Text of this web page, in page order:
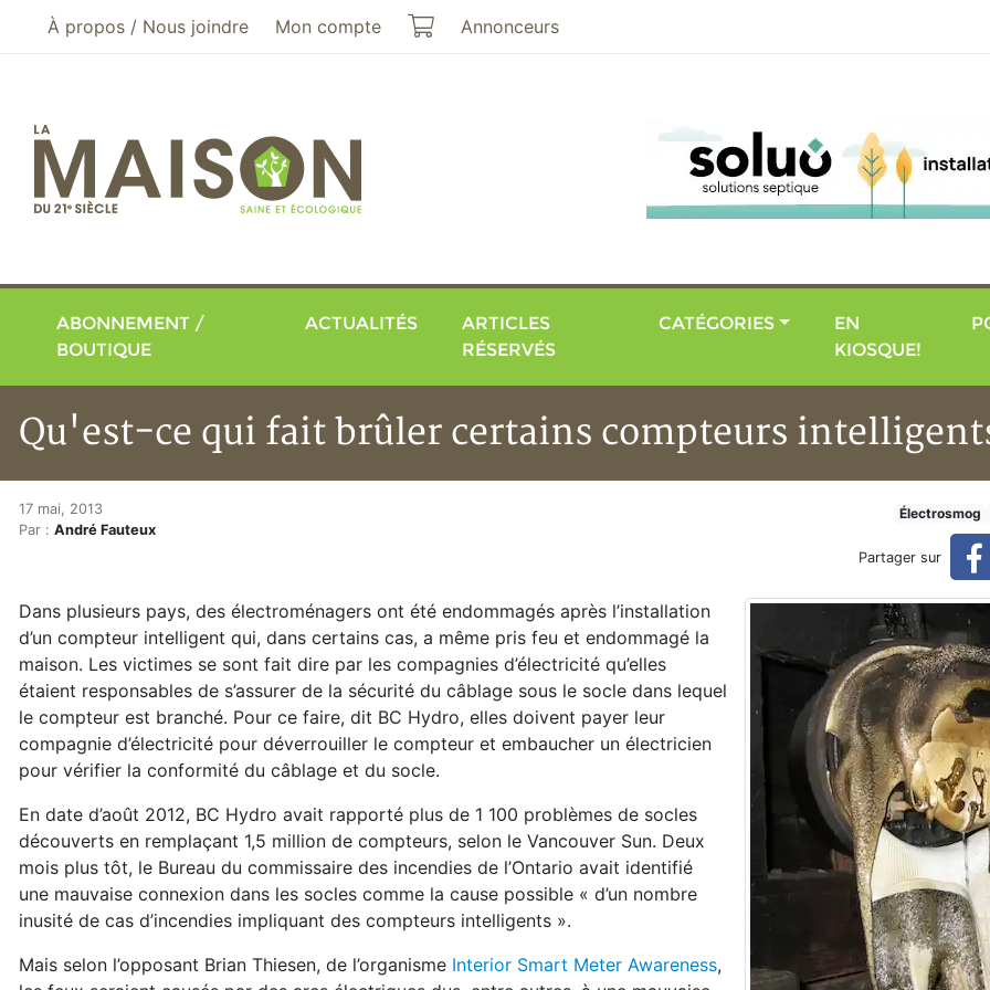
Aller au menu principal
Aller au contenu principal
À propos / Nous joindre Mon compte Mon panier
Annonceurs
ABONNEMENT /
BOUTIQUE
ACTUALITÉS
ARTICLES
RÉSERVÉS
CATÉGORIES
EN
KIOSQUE!
Qu'est-ce qui fait brûler certains compteurs
Accueil
Articles
Qu'est-ce qui fait brûler certains compteurs intelligents?
Qu'est-ce qui fait brûler certains compteurs
17 mai, 2013
Par : André Fauteux
Électrosmog
Partager sur
Dans plusieurs pays, des électroménagers ont été endommagés après l’installation
d’un compteur intelligent qui, dans certains cas, a même pris feu et endommagé la
maison. Les victimes se sont fait dire par les compagnies d’électricité qu’elles
étaient responsables de s’assurer de la sécurité du câblage sous le socle dans lequel
le compteur est branché. Pour ce faire, dit BC Hydro, elles doivent payer leur
compagnie d’électricité pour déverrouiller le compteur et embaucher un électricien
pour vérifier la conformité du câblage et du socle.
En date d’août 2012, BC Hydro avait rapporté plus de 1 100 problèmes de socles
découverts en remplaçant 1,5 million de compteurs, selon le Vancouver Sun. Deux
mois plus tôt, le Bureau du commissaire des incendies de l’Ontario avait identifié
une mauvaise connexion dans les socles comme la cause possible « d’un nombre
inusité de cas d’incendies impliquant des compteurs intelligents ».
Mais selon l’opposant Brian Thiesen, de l’organisme Interior Smart Meter Awareness,